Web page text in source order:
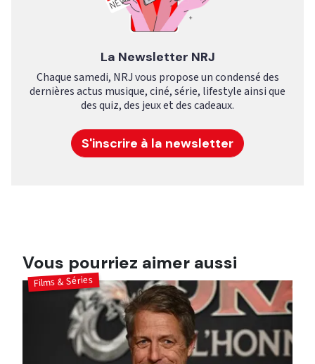
La Newsletter NRJ
Chaque samedi, NRJ vous propose un condensé des
dernières actus musique, ciné, série, lifestyle ainsi que
des quiz, des jeux et des cadeaux.
S'inscrire à la newsletter
Vous pourriez aimer aussi
Films & Séries